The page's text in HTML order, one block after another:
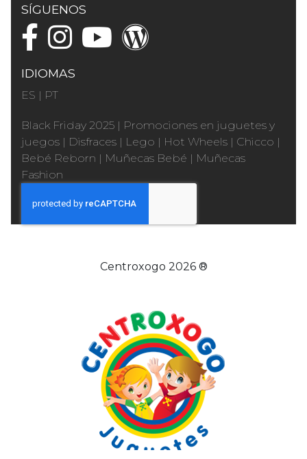
SÍGUENOS
IDIOMAS
ES | PT
Black Friday 2025 | Promociones en juguetes y
juegos | Disfraces | Lego | Hot Wheels | Chicco |
Bebé Reborn | Muñecas Bebé | Muñecas
Fashion
Centroxogo 2026 ®